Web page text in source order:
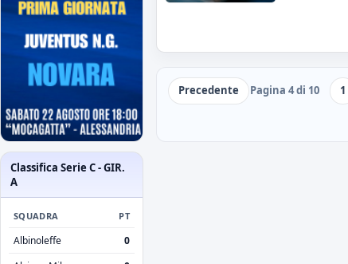
Classifica Serie C - GIR.
A
SQUADRA PT
Albinoleffe
0
Precedente Pagina 4 di 10 1